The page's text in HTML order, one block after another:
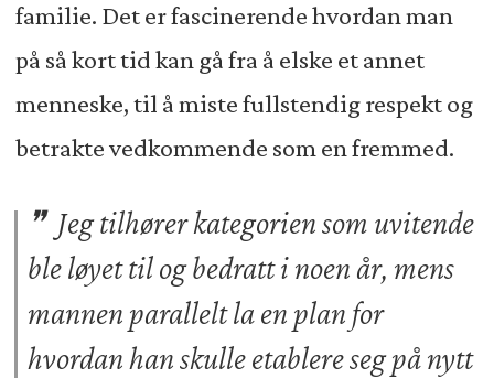
familie. Det er fascinerende hvordan man
på så kort tid kan gå fra å elske et annet
menneske, til å miste fullstendig respekt og
betrakte vedkommende som en fremmed.
Jeg tilhører kategorien som uvitende
ble løyet til og bedratt i noen år, mens
mannen parallelt la en plan for
hvordan han skulle etablere seg på nytt